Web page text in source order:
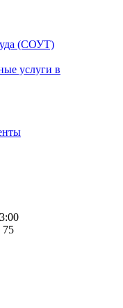
(СОУТ)
услуги в
75